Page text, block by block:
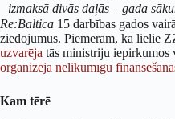
izmaksā divās daļās – gada
Re:Baltica 15 darbības gados
ziedojumus. Piemēram, kā lielie
uzvarēja tās ministriju iepirkumos
organizēja nelikumīgu
Kam tērē